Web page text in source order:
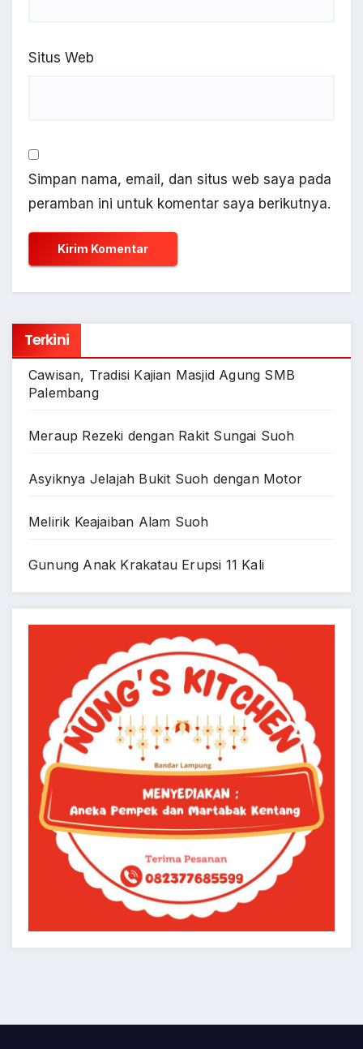
Situs Web
Simpan nama, email, dan situs web saya pada
peramban ini untuk komentar saya berikutnya.
Terkini
Cawisan, Tradisi Kajian Masjid Agung SMB
Palembang
Meraup Rezeki dengan Rakit Sungai Suoh
Asyiknya Jelajah Bukit Suoh dengan Motor
Melirik Keajaiban Alam Suoh
Gunung Anak Krakatau Erupsi 11 Kali